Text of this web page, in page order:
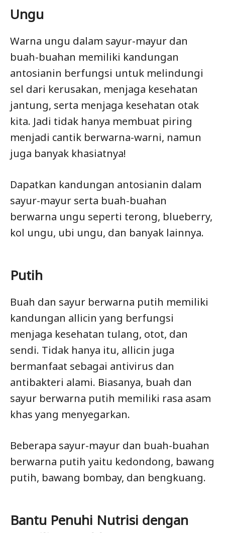
Ungu
Warna ungu dalam sayur-mayur dan
buah-buahan memiliki kandungan
antosianin berfungsi untuk melindungi
sel dari kerusakan, menjaga kesehatan
jantung, serta menjaga kesehatan otak
kita. Jadi tidak hanya membuat piring
menjadi cantik berwarna-warni, namun
juga banyak khasiatnya!
Dapatkan kandungan antosianin dalam
sayur-mayur serta buah-buahan
berwarna ungu seperti terong, blueberry,
kol ungu, ubi ungu, dan banyak lainnya.
Putih
Buah dan sayur berwarna putih memiliki
kandungan allicin yang berfungsi
menjaga kesehatan tulang, otot, dan
sendi. Tidak hanya itu, allicin juga
bermanfaat sebagai antivirus dan
antibakteri alami. Biasanya, buah dan
sayur berwarna putih memiliki rasa asam
khas yang menyegarkan.
Beberapa sayur-mayur dan buah-buahan
berwarna putih yaitu kedondong, bawang
putih, bawang bombay, dan bengkuang.
Bantu Penuhi Nutrisi dengan